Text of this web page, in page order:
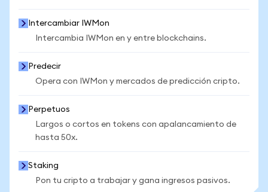
Intercambiar IWMon
Intercambia IWMon en y entre blockchains.
Predecir
Opera con IWMon y mercados de predicción cripto.
Perpetuos
Largos o cortos en tokens con apalancamiento de
hasta 50x.
Staking
Pon tu cripto a trabajar y gana ingresos pasivos.